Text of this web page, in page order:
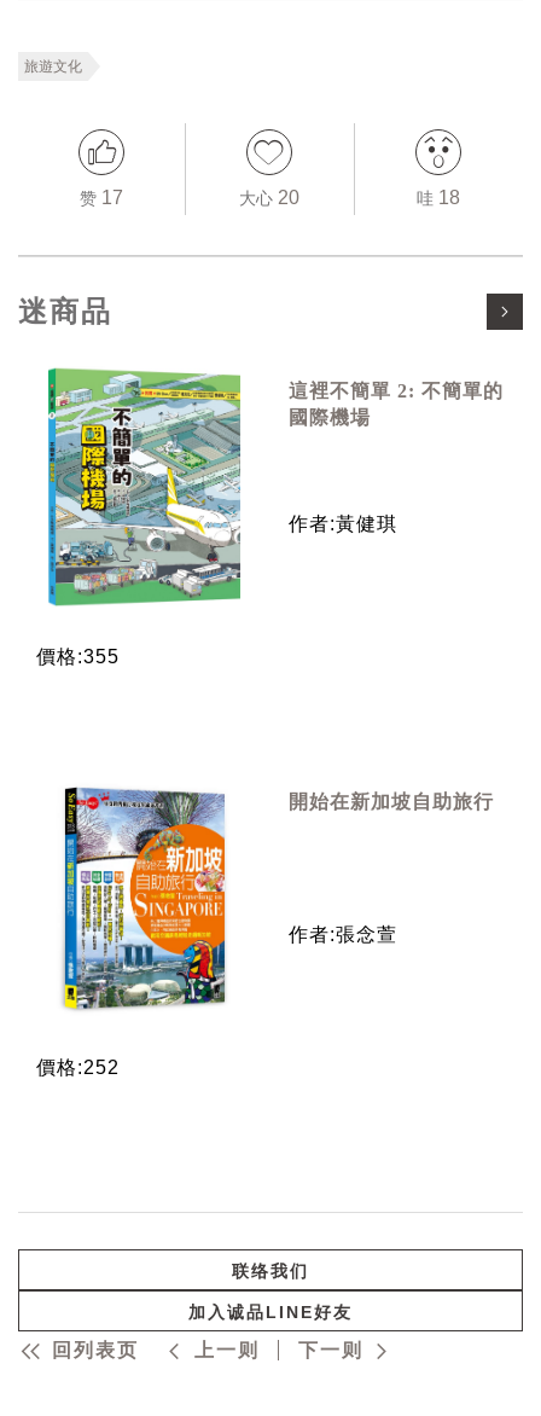
旅遊文化
赞 17 大心 20 哇 18
迷商品
這裡不簡單 2: 不簡單的
國際機場
作者:黃健琪
價格:355
開始在新加坡自助旅行
作者:張念萱
價格:252
联络我们
加入诚品LINE好友
回列表页 上一则 下一则